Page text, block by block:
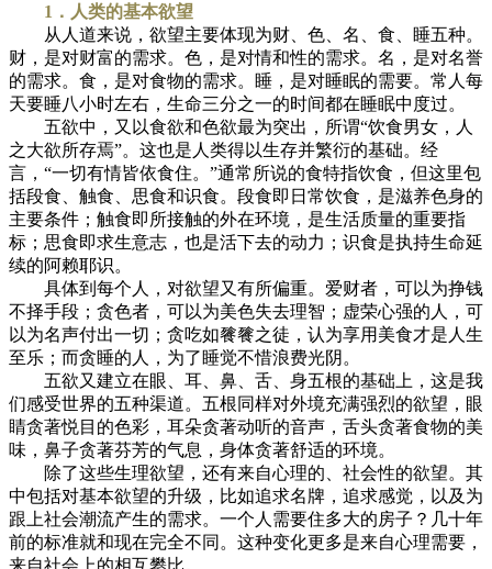
1．人类的基本欲望
从人道来说，欲望主要体现为财、色、名、食、睡五种。
财，是对财富的需求。色，是对情和性的需求。名，是对名誉
的需求。食，是对食物的需求。睡，是对睡眠的需要。常人每
天要睡八小时左右，生命三分之一的时间都在睡眠中度过。
五欲中，又以食欲和色欲最为突出，所谓“饮食男女，人
之大欲所存焉”。这也是人类得以生存并繁衍的基础。经
言，“一切有情皆依食住。”通常所说的食特指饮食，但这里包
括段食、触食、思食和识食。段食即日常饮食，是滋养色身的
主要条件；触食即所接触的外在环境，是生活质量的重要指
标；思食即求生意志，也是活下去的动力；识食是执持生命延
续的阿赖耶识。
具体到每个人，对欲望又有所偏重。爱财者，可以为挣钱
不择手段；贪色者，可以为美色失去理智；虚荣心强的人，可
以为名声付出一切；贪吃如餮餮之徒，认为享用美食才是人生
至乐；而贪睡的人，为了睡觉不惜浪费光阴。
五欲又建立在眼、耳、鼻、舌、身五根的基础上，这是我
们感受世界的五种渠道。五根同样对外境充满强烈的欲望，眼
睛贪著悦目的色彩，耳朵贪著动听的音声，舌头贪著食物的美
味，鼻子贪著芬芳的气息，身体贪著舒适的环境。
除了这些生理欲望，还有来自心理的、社会性的欲望。其
中包括对基本欲望的升级，比如追求名牌，追求感觉，以及为
跟上社会潮流产生的需求。一个人需要住多大的房子？几十年
前的标准就和现在完全不同。这种变化更多是来自心理需要，
来自社会上的相互攀比。